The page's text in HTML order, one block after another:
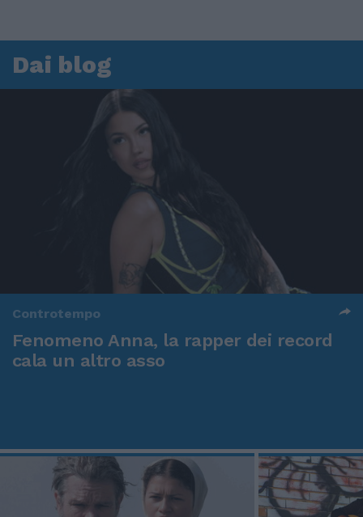
Dai blog
Controtempo
Fenomeno Anna, la rapper dei record
cala un altro asso